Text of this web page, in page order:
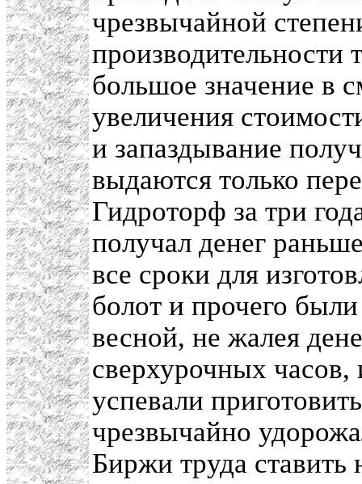
чрезвычайной
производительности
большое значение в
увеличения
и запаздывание
выдаются только
Гидроторф за три
получал денег
все сроки для
болот и прочего
весной, не жалея
сверхурочных часов,
успевали
чрезвычайно
Биржи труда ставить